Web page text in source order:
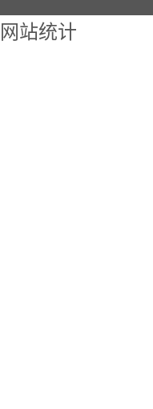
网站统计